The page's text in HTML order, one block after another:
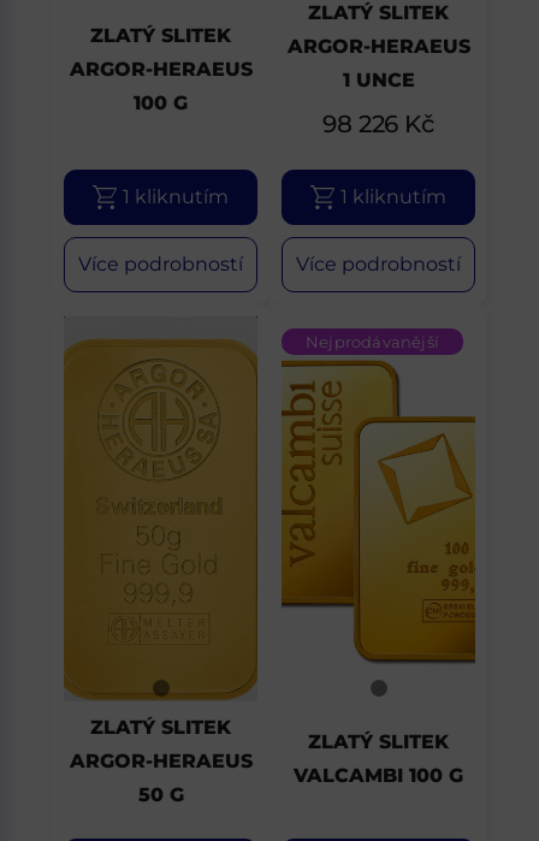
ZLATÝ SLITEK
ARGOR-HERAEUS
100 G
1 kliknutím
Více podrobností
ZLATÝ SLITEK
ARGOR-HERAEUS
1 UNCE
98 226 Kč
1 kliknutím
Více podrobností
ZLATÝ SLITEK
ARGOR-HERAEUS
50 G
Nejprodávanější
ZLATÝ SLITEK
VALCAMBI 100 G